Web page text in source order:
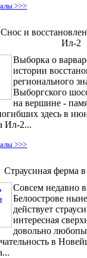
>>>
Снос и
Ил-2
Выборка о
истории
регионального
Выборгского
на вершине -
здесь в
Ил-2...
>>>
Страусиная ферма
Совсем недавно
Белоострове
действует
интересная
довольно
в